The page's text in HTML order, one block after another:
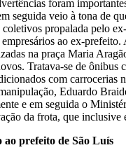
foram
seguida veio à tona de
propalada pelo
ao ex-prefeito.
na praça Maria
Tratava-se de ônibus
com carrocerias
Eduardo
e em seguida o
da frota, que inclusive
de São Luís